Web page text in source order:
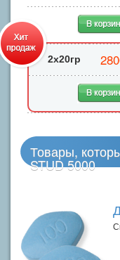
2х20гр
Товары,
STUD 5000